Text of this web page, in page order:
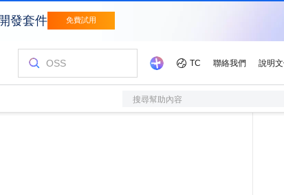
搜尋幫助內容